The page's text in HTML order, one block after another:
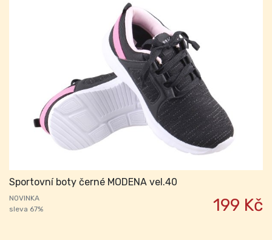
Sportovní boty černé MODENA vel.40
NOVINKA
sleva 67%
199 Kč